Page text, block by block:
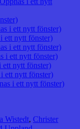
i ett nytt fönster)
ett nytt fönster)
i ett nytt fönster)
i ett nytt fönster)
ett nytt fönster)
ett nytt fönster)
i ett nytt fönster)
Wistedt, Christer